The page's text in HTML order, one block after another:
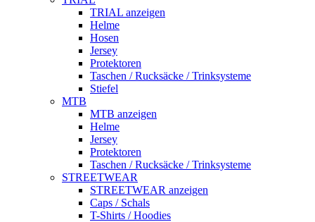
TRIAL anzeigen
Helme
Hosen
Jersey
Protektoren
Taschen / Rucksäcke / Trinksysteme
Stiefel
MTB
MTB anzeigen
Helme
Jersey
Protektoren
Taschen / Rucksäcke / Trinksysteme
STREETWEAR
STREETWEAR anzeigen
Caps / Schals
T-Shirts / Hoodies